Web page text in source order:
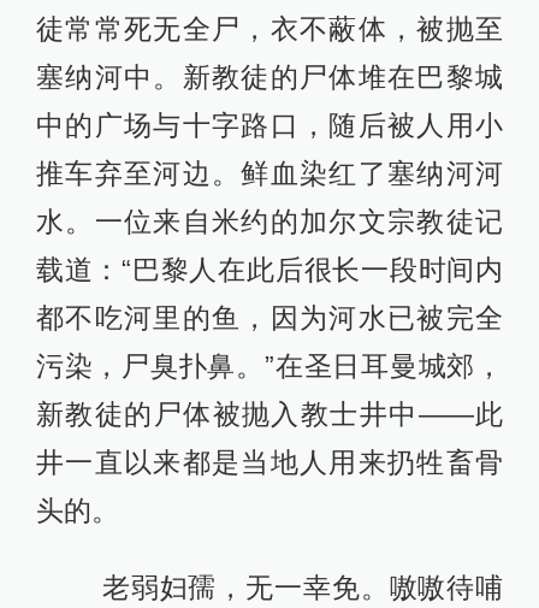
徒常常死无全尸，衣不蔽体，被抛至
塞纳河中。新教徒的尸体堆在巴黎城
中的广场与十字路口，随后被人用小
推车弃至河边。鲜血染红了塞纳河河
水。一位来自米约的加尔文宗教徒记
载道：“巴黎人在此后很长一段时间内
都不吃河里的鱼，因为河水已被完全
污染，尸臭扑鼻。”在圣日耳曼城郊，
新教徒的尸体被抛入教士井中——此
井一直以来都是当地人用来扔牲畜骨
头的。
老弱妇孺，无一幸免。嗷嗷待哺